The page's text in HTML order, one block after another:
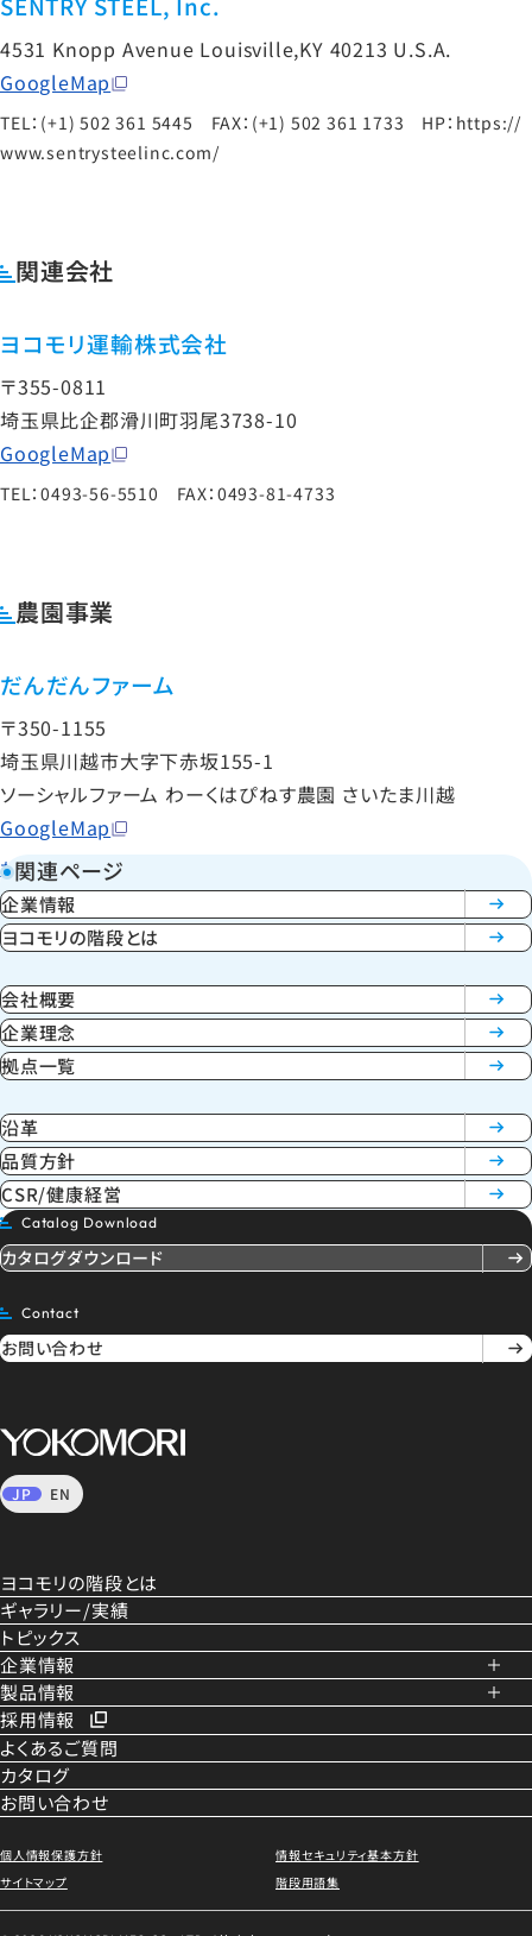
4531 Knopp Avenue Louisville,KY 40213 U.S.A.
GoogleMap
TEL：(+1) 502 361 5445 FAX：(+1) 502 361 1733 HP： https://
www.sentrysteelinc.com/
関連会社
ヨコモリ運輸株式会社
〒355-0811
埼玉県比企郡滑川町羽尾3738-10
GoogleMap
TEL：0493-56-5510 FAX：0493-81-4733
農園事業
だんだんファーム
〒350-1155
埼玉県川越市大字下赤坂155-1
ソーシャルファーム わーくはぴねす農園 さいたま川越
GoogleMap
だんだんファームの取組みについて
関連ページ
企業情報
ヨコモリの階段とは
会社概要
企業理念
拠点一覧
沿革
品質方針
CSR/健康経営
Catalog Download
カタログダウンロード
Contact
お問い合わせ
JP EN
ヨコモリの階段とは
ギャラリー/実績
トピックス
企業情報
会社概要
企業理念
社是
50の心得
品質方針
沿革
CSR/健康経営
製品情報
内部階段
外部階段
手すり
装飾・らせん階段
トラックバース階段
住宅用階段(システア)
採用情報
よくあるご質問
カタログ
お問い合わせ
個人情報保護方針
情報セキュリティ基本方針
サイトマップ
階段用語集